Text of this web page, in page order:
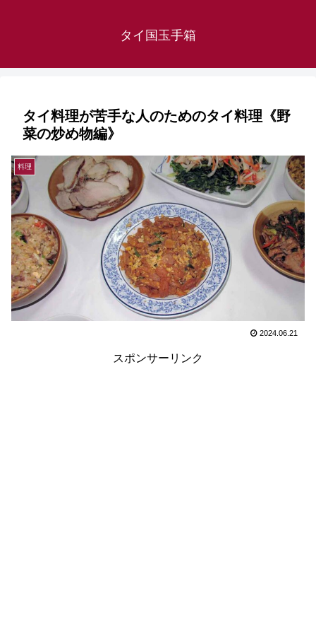
タイ国玉手箱
タイ料理が苦手な人のためのタイ料理《野
菜の炒め物編》
料理
2024.06.21
スポンサーリンク